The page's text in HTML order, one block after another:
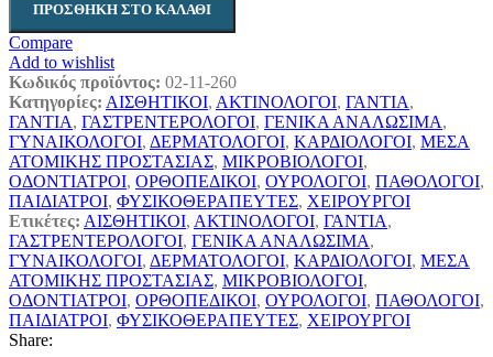
ΠΡΟΣΘΉΚΗ ΣΤΟ ΚΑΛΆΘΙ
Compare
Add to wishlist
Κωδικός προϊόντος: 02-11-260
Κατηγορίες: ΑΙΣΘΗΤΙΚΟΙ, ΑΚΤΙΝΟΛΟΓΟΙ, ΓΑΝΤΙΑ,
ΓΑΝΤΙΑ, ΓΑΣΤΡΕΝΤΕΡΟΛΟΓΟΙ, ΓΕΝΙΚΑ ΑΝΑΛΩΣΙΜΑ,
ΓΥΝΑΙΚΟΛΟΓΟΙ, ΔΕΡΜΑΤΟΛΟΓΟΙ, ΚΑΡΔΙΟΛΟΓΟΙ, ΜΕΣΑ
ΑΤΟΜΙΚΗΣ ΠΡΟΣΤΑΣΙΑΣ, ΜΙΚΡΟΒΙΟΛΟΓΟΙ,
ΟΔΟΝΤΙΑΤΡΟΙ, ΟΡΘΟΠΕΔΙΚΟΙ, ΟΥΡΟΛΟΓΟΙ, ΠΑΘΟΛΟΓΟΙ,
ΠΑΙΔΙΑΤΡΟΙ, ΦΥΣΙΚΟΘΕΡΑΠΕΥΤΕΣ, ΧΕΙΡΟΥΡΓΟΙ
Ετικέτες: ΑΙΣΘΗΤΙΚΟΙ, ΑΚΤΙΝΟΛΟΓΟΙ, ΓΑΝΤΙΑ,
ΓΑΣΤΡΕΝΤΕΡΟΛΟΓΟΙ, ΓΕΝΙΚΑ ΑΝΑΛΩΣΙΜΑ,
ΓΥΝΑΙΚΟΛΟΓΟΙ, ΔΕΡΜΑΤΟΛΟΓΟΙ, ΚΑΡΔΙΟΛΟΓΟΙ, ΜΕΣΑ
ΑΤΟΜΙΚΗΣ ΠΡΟΣΤΑΣΙΑΣ, ΜΙΚΡΟΒΙΟΛΟΓΟΙ,
ΟΔΟΝΤΙΑΤΡΟΙ, ΟΡΘΟΠΕΔΙΚΟΙ, ΟΥΡΟΛΟΓΟΙ, ΠΑΘΟΛΟΓΟΙ,
ΠΑΙΔΙΑΤΡΟΙ, ΦΥΣΙΚΟΘΕΡΑΠΕΥΤΕΣ, ΧΕΙΡΟΥΡΓΟΙ
Share: